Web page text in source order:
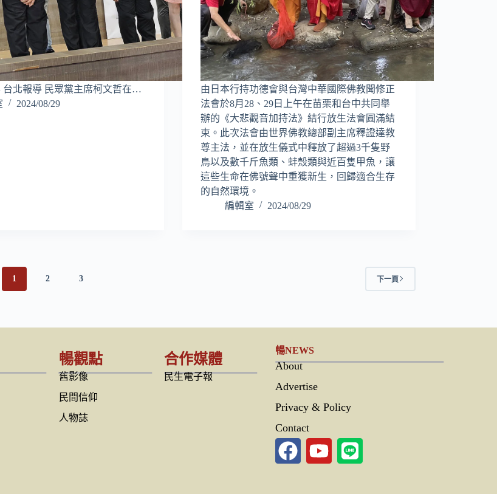
台北報導 民眾黨主席柯文哲在…
2024/08/29
由日本行持功德會與台灣中華國際佛教聞修正
法會於8月28、29日上午在苗栗和台中共同舉
辦的《大悲觀音加持法》結行放生法會圓滿結
束。此次法會由世界佛教總部副主席釋證達教
尊主法，並在放生儀式中釋放了超過3千隻野
鳥以及數千斤魚類、蚌殼類與近百隻甲魚，讓
這些生命在佛號聲中重獲新生，回歸適合生存
的自然環境。
編輯室
2024/08/29
1 2 3 下一頁
暢觀點
舊影像
民間信仰
人物誌
合作媒體
民生電子報
暢NEWS
About
Advertise
Privacy & Policy
Contact